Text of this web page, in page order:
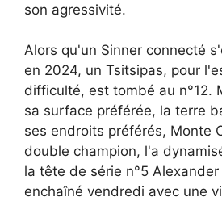
son agressivité.
Alors qu'un Sinner connecté
en 2024, un Tsitsipas, pour
difficulté, est tombé au n°12.
sa surface préférée, la terre
ses endroits préférés, Monte
double champion, l'a
la tête de série n°5
enchaîné vendredi avec une